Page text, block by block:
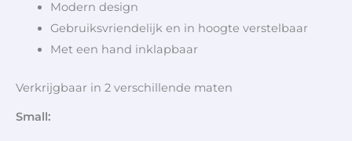
Modern design
Gebruiksvriendelijk en in hoogte verstelbaar
Met een hand inklapbaar
Verkrijgbaar in 2 verschillende maten
Small: